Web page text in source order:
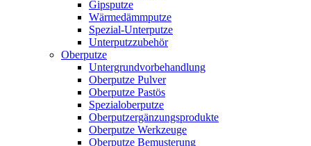
Gipsputze
Wärmedämmputze
Spezial-Unterputze
Unterputzzubehör
Oberputze
Untergrundvorbehandlung
Oberputze Pulver
Oberputze Pastös
Spezialoberputze
Oberputzergänzungsprodukte
Oberputze Werkzeuge
Oberputze Bemusterung